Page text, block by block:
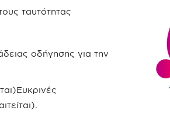
ταυτότητας
οδήγησης για την